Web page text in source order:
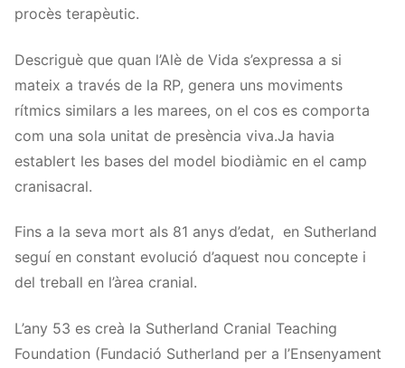
procès terapèutic.
Descriguè que quan l’Alè de Vida s’expressa a si
mateix a través de la RP, genera uns moviments
rítmics similars a les marees, on el cos es comporta
com una sola unitat de presència viva.Ja havia
establert les bases del model biodiàmic en el camp
cranisacral.
Fins a la seva mort als 81 anys d’edat, en Sutherland
seguí en constant evolució d’aquest nou concepte i
del treball en l’àrea cranial.
L’any 53 es creà la Sutherland Cranial Teaching
Foundation (Fundació Sutherland per a l’Ensenyament